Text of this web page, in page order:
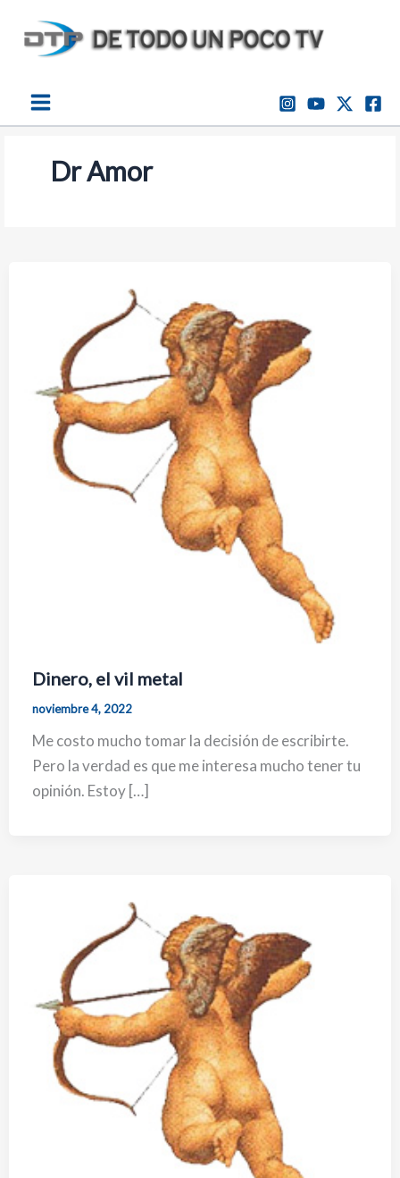
contenido
Dr Amor
Dinero, el vil metal
noviembre 4, 2022
Me costo mucho tomar la decisión de escribirte.
Pero la verdad es que me interesa mucho tener tu
opinión. Estoy […]